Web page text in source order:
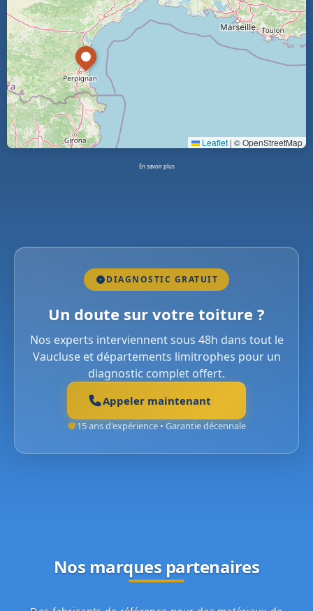
Leaflet | © OpenStreetMap
En savoir plus
DIAGNOSTIC GRATUIT
Un doute sur votre toiture ?
Nos experts interviennent sous 48h dans tout le
Vaucluse et départements limitrophes pour un
diagnostic complet offert.
Appeler maintenant
15 ans d'expérience • Garantie décennale
Nos marques partenaires